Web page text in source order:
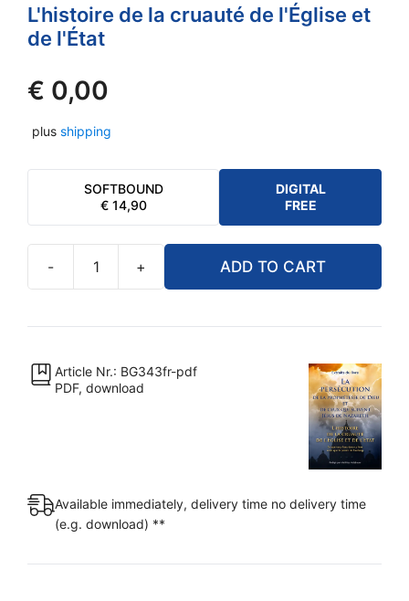
L'histoire de la cruauté de l'Église et
de l'État
€ 0,00
plus shipping
SOFTBOUND
€14,90
DIGITAL
FREE
-
du
-
de
Dieu
+ ADD TO CART
Article Nr.: BG343fr-pdf
PDF, download
Available immediately, delivery time no delivery time
(e.g. download) **